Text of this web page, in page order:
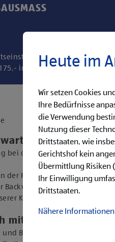
ab € 2.745,-
in der Endstufe
bei den täglichen Aufgaben
der Regale
Kund:innen
mitbringe
Berufserfahrung von Vorteil
Heute im
Wir setzen Cookies
Ihre Bedürfnisse
die Verwendung
Nutzung dieser
Drittstaaten, wie
Gerichtshof kein
Übermittlung Risiken
Ihr Einwilligung
Drittstaaten.
Nähere